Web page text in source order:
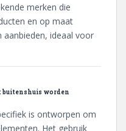
merken die
en op maat
ideaal voor
buitenshuis worden
is ontworpen om
Het gebruik